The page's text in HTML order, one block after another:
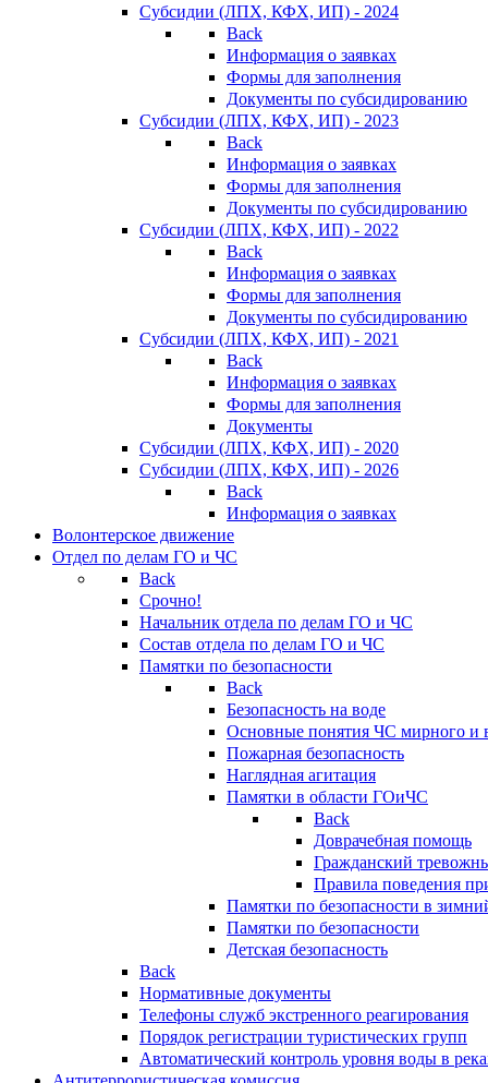
Субсидии (ЛПХ, КФХ, ИП) - 2024
Back
Информация о заявках
Формы для заполнения
Документы по субсидированию
Субсидии (ЛПХ, КФХ, ИП) - 2023
Back
Информация о заявках
Формы для заполнения
Документы по субсидированию
Субсидии (ЛПХ, КФХ, ИП) - 2022
Back
Информация о заявках
Формы для заполнения
Документы по субсидированию
Субсидии (ЛПХ, КФХ, ИП) - 2021
Back
Информация о заявках
Формы для заполнения
Документы
Субсидии (ЛПХ, КФХ, ИП) - 2020
Субсидии (ЛПХ, КФХ, ИП) - 2026
Back
Информация о заявках
Волонтерское движение
Отдел по делам ГО и ЧС
Back
Срочно!
Начальник отдела по делам ГО и ЧС
Состав отдела по делам ГО и ЧС
Памятки по безопасности
Back
Безопасность на воде
Основные понятия ЧС мирного и
Пожарная безопасность
Наглядная агитация
Памятки в области ГОиЧС
Back
Доврачебная помощь
Гражданский
Правила поведения
Памятки по безопасности в
Памятки по безопасности
Детская безопасность
Back
Нормативные документы
Телефоны служб экстренного реагирования
Порядок регистрации туристических групп
Автоматический контроль уровня воды в